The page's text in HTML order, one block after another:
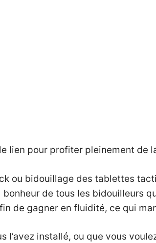
lien pour profiter pleinement de
ou bidouillage des tablettes
bonheur de tous les bidouilleurs
de gagner en fluidité, ce qui
l’avez installé, ou que vous